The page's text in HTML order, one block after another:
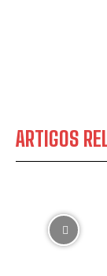
ARTIGOS